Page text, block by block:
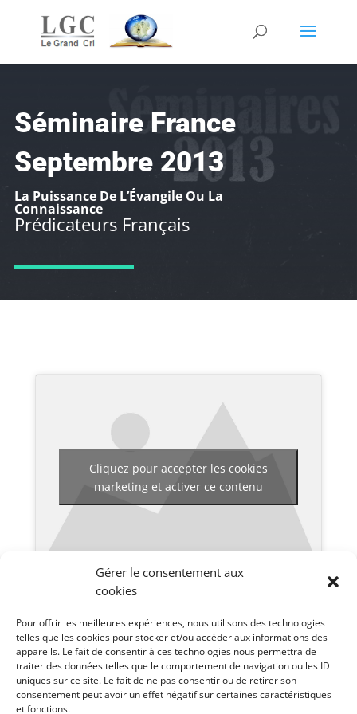
Gérer le consentement aux
cookies
Pour offrir les meilleures expériences, nous utilisons des technologies
telles que les cookies pour stocker et/ou accéder aux informations des
appareils. Le fait de consentir à ces technologies nous permettra de
traiter des données telles que le comportement de navigation ou les ID
uniques sur ce site. Le fait de ne pas consentir ou de retirer son
consentement peut avoir un effet négatif sur certaines caractéristiques
et fonctions.
Séminaire France
Septembre 2013
La Puissance De L’Évangile Ou La
Connaissance
Prédicateurs Français
Cliquez pour accepter les cookies
marketing et activer ce contenu
séminaire, cliquez en haut à droite sur
.
Notes de Micael :Notes